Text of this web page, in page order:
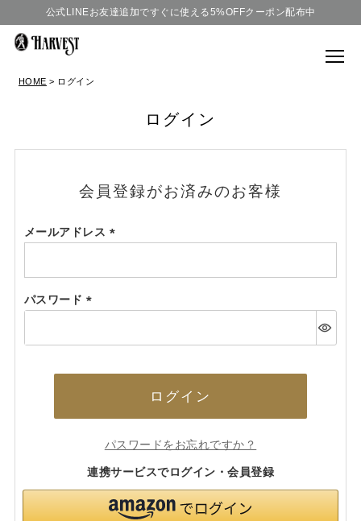
公式LINEお友達追加ですぐに使える5%OFFクーポン配布中
HOME ログイン
ログイン
会員登録がお済みのお客様
メールアドレス
須)
パスワード
須)
ログイン
パスワードをお忘れですか？
連携サービスでログイン・会員登録